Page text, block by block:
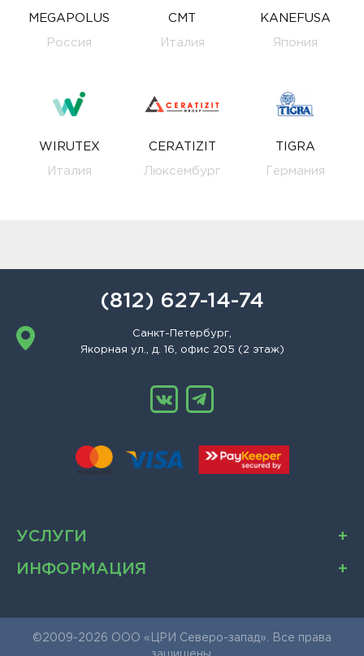
MEGAPOLUS
Россия
CMT
Италия
KANEFUSA
Япония
WIRUTEX
Италия
CERATIZIT
Люксембург
TIGRA
Германия
(812) 627-14-74
Санкт-Петербург,
Якорная ул., д. 16, офис 205 (2 этаж)
УСЛУГИ
ИНФОРМАЦИЯ
©2009-2026 ООО «ЦРИ Северо-запад». Все права